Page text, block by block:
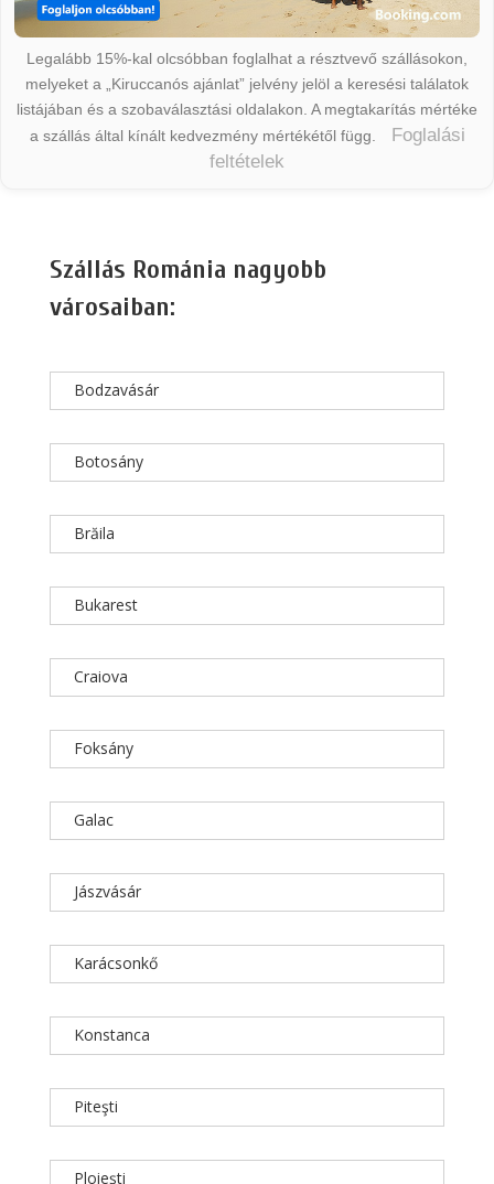
Legalább 15%-kal olcsóbban foglalhat a résztvevő szállásokon,
melyeket a „Kiruccanós ajánlat” jelvény jelöl a keresési találatok
listájában és a szobaválasztási oldalakon. A megtakarítás mértéke
a szállás által kínált kedvezmény mértékétől függ.
Foglalási
feltételek
Szállás Románia nagyobb
városaiban:
Bodzavásár
Botosány
Brăila
Bukarest
Craiova
Foksány
Galac
Jászvásár
Karácsonkő
Konstanca
Piteşti
Ploieşti